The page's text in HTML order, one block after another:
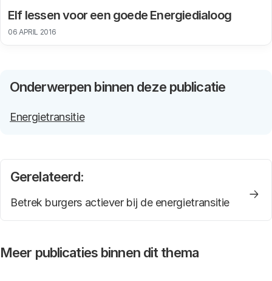
Elf lessen voor een goede Energiedialoog
06 APRIL 2016
Onderwerpen binnen deze publicatie
Energietransitie
Gerelateerd:
Betrek burgers actiever bij de energietransitie
Meer publicaties binnen dit thema